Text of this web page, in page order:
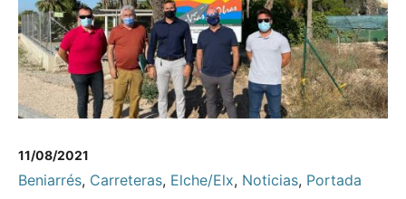
11/08/2021
Beniarrés, Carreteras, Elche/Elx, Noticias, Portada